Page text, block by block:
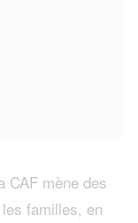
CAF mène des
familles, en